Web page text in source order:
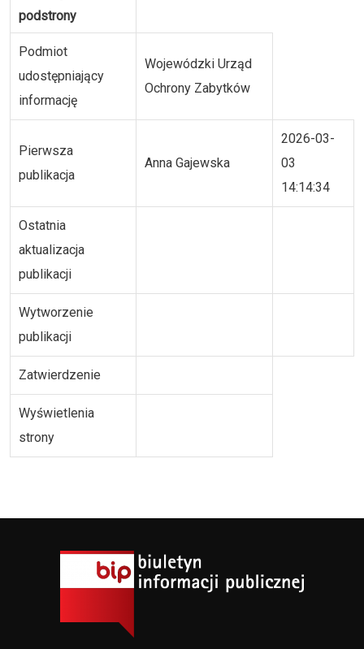
podstrony
Podmiot
udostępniający
informację
Wojewódzki Urząd
Ochrony Zabytków
Pierwsza
publikacja
Anna Gajewska
2026-03-
03
14:14:34
Ostatnia
aktualizacja
publikacji
Wytworzenie
publikacji
Zatwierdzenie
Wyświetlenia
strony